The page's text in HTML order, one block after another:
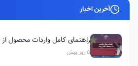
آخرین اخبار
راهنمای کامل واردات محصول
5 روز پیش